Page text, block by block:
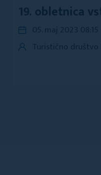
19. obletnica